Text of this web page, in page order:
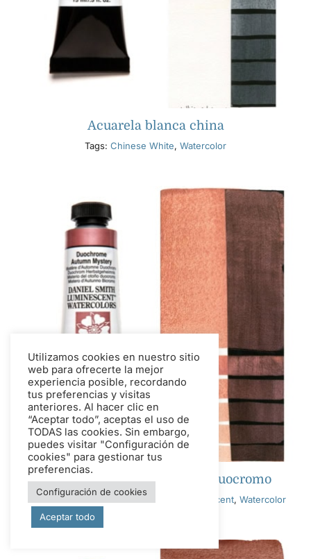
Acuarela blanca china
Tags: Chinese White, Watercolor
Acuarela de misterio otoñal duocromo
Duochrome Autumn Mystery Luminescent, Watercolor
Utilizamos cookies en nuestro sitio
web para ofrecerte la mejor
experiencia posible, recordando
tus preferencias y visitas
anteriores. Al hacer clic en
“Aceptar todo”, aceptas el uso de
TODAS las cookies. Sin embargo,
puedes visitar "Configuración de
cookies" para gestionar tus
preferencias.
Configuración de cookies
Aceptar todo